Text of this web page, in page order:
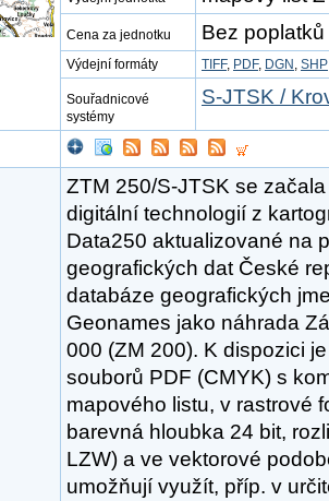
Cena za jednotku Bez poplatků
Výdejní formáty TIFF, PDF, DGN , SHP
Souřadnicové
systémy
S-JTSK /
ZTM 250/S-JTSK se
digitální technologií z
Data250 aktualizované na
geografických dat České
databáze geografických
Geonames jako náhrada
000 (ZM 200). K dispozici
souborů PDF (CMYK) s
mapového listu, v rastrové
barevná hloubka 24 bit,
LZW) a ve vektorové
umožňují využít, příp. v